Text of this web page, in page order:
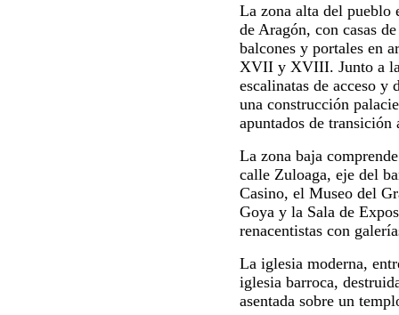
La zona alta del pueblo
de Aragón, con casas
balcones y portales en
XVII y XVIII. Junto a
escalinatas de acceso y
una construcción
apuntados de transición
La zona baja
calle Zuloaga, eje del
Casino, el Museo del
Goya y la Sala de
renacentistas con
La iglesia moderna,
iglesia barroca,
asentada sobre un